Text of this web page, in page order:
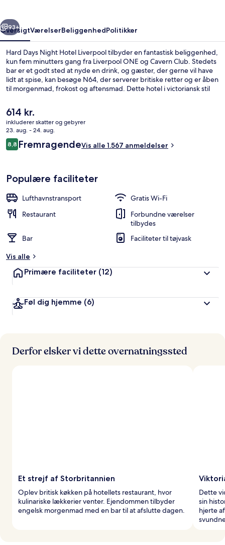
Næste
93+
OversigtVærelserBeliggenhedPolitikker
Hard Days Night Hotel Liverpool tilbyder en fantastisk beliggenhed,
kun fem minutters gang fra Liverpool ONE og Cavern Club. Stedets
bar er et godt sted at nyde en drink, og gæster, der gerne vil have
lidt at spise, kan besøge N64, der serverer britiske retter og er åben
til morgenmad, frokost og aftensmad. Dette hotel i victoriansk stil
Liverpool Pier Head Ferry Terminal. Stedets hjælpsomme personale
og morgenmad får rigtig gode bedømmelser fra rejsende.
Den
nuværende
pris
er
614 kr.
614 kr.
inkluderer skatter og gebyrer
23. aug. - 24. aug.
Anmeldelser
8,88,8 ud af 10.
FremragendeVis alle 1.567 anmeldelser
Populære faciliteter
Lufthavnstransport
Gratis Wi-Fi
Restaurant
Forbundne værelser
tilbydes
Bar
Faciliteter til tøjvask
Vis alle
Primære faciliteter (12)
Føl dig hjemme (6)
Derfor elsker vi dette overnatningssted
Et strejf af Storbritannien
Oplev britisk køkken på hotellets restaurant, hvor
kulinariske lækkerier venter. Ejendommen tilbyder
engelsk morgenmad med en bar til at afslutte dagen.
Dette
sin
hjerte